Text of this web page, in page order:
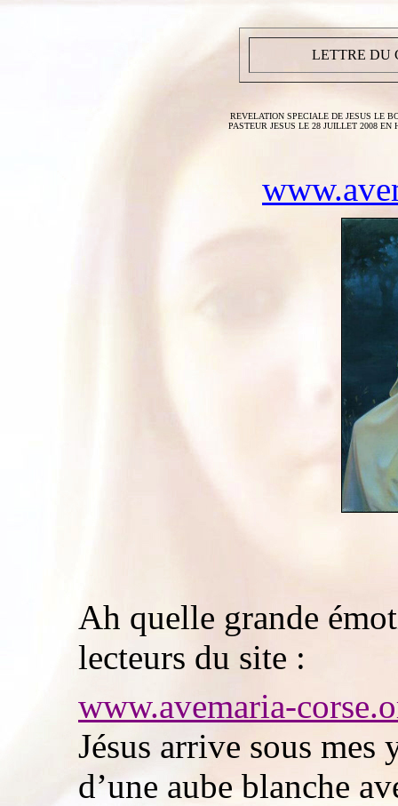
LETTRE DU
REVELATION SPECIALE DE JESUS LE
PASTEUR JESUS LE 28 JUILLET 2008
Ah quelle grande
lecteurs du site :
www.avemaria-
Jésus arrive sous mes
d’une aube blanche